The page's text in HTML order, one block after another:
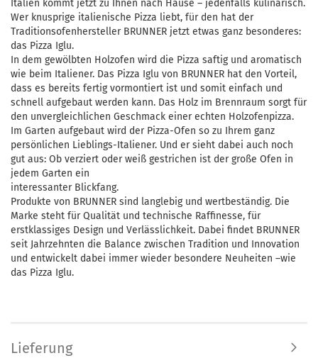
Italien kommt jetzt zu Ihnen nach Hause – jedenfalls kulinarisch.
Wer knusprige italienische Pizza liebt, für den hat der
Traditionsofenhersteller BRUNNER jetzt etwas ganz besonderes:
das Pizza Iglu.
In dem gewölbten Holzofen wird die Pizza saftig und aromatisch
wie beim Italiener. Das Pizza Iglu von BRUNNER hat den Vorteil,
dass es bereits fertig vormontiert ist und somit einfach und
schnell aufgebaut werden kann. Das Holz im Brennraum sorgt für
den unvergleichlichen Geschmack einer echten Holzofenpizza.
Im Garten aufgebaut wird der Pizza-Ofen so zu Ihrem ganz
persönlichen Lieblings-Italiener. Und er sieht dabei auch noch
gut aus: Ob verziert oder weiß gestrichen ist der große Ofen in
jedem Garten ein
interessanter Blickfang.
Produkte von BRUNNER sind langlebig und wertbeständig. Die
Marke steht für Qualität und technische Raffinesse, für
erstklassiges Design und Verlässlichkeit. Dabei findet BRUNNER
seit Jahrzehnten die Balance zwischen Tradition und Innovation
und entwickelt dabei immer wieder besondere Neuheiten –wie
das Pizza Iglu.
Lieferung